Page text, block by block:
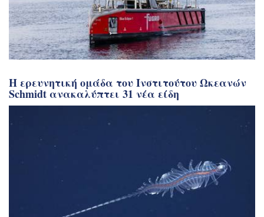
Η ερευνητική ομάδα του Ινστιτούτου Ωκεανών
Schmidt ανακαλύπτει 31 νέα είδη